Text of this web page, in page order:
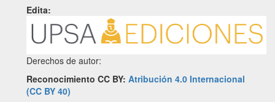
Edita:
Derechos de autor:
Reconocimiento CC BY: Atribución 4.0 Internacional
(CC BY 40)